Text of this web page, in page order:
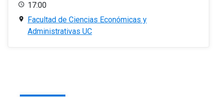
17:00
Facultad de Ciencias Económicas y
Administrativas UC